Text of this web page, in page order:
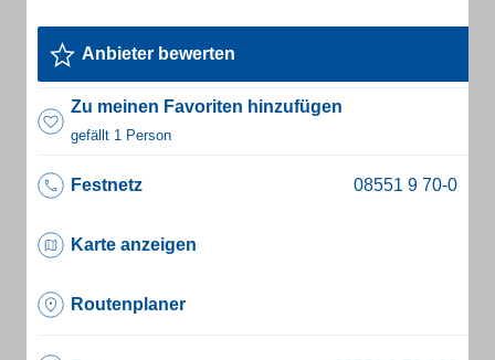
Anbieter bewerten
Zu meinen Favoriten hinzufügen
gefällt 1 Person
Festnetz
Karte anzeigen
Routenplaner